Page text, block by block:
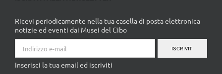
Ricevi periodicamente nella tua casella di posta elettronica
notizie ed eventi dai Musei del Cibo
ISCRIVITI
Inserisci la tua email ed iscriviti